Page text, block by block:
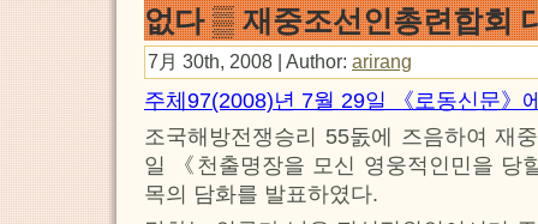
없다 ▒ 재중조선인총련합회
7月 30th, 2008 | Author: arirang
주체97(2008)년 7월 29일 《로동신문》
조국해방전쟁승리 55돐에 즈음하여 재
일 《천출명장을 모신 영웅적인민을 당
목의 담화를 발표하였다.